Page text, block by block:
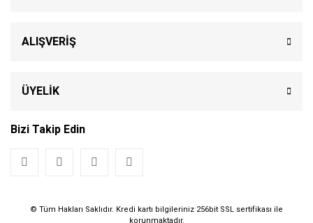
ALIŞVERİŞ
ÜYELİK
Bizi Takip Edin
© Tüm Hakları Saklıdır. Kredi kartı bilgileriniz 256bit SSL sertifikası ile
korunmaktadır.